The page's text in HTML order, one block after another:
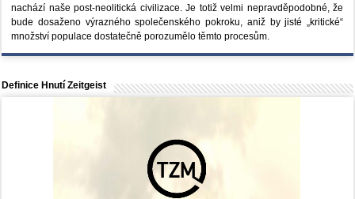
nachází naše post-neolitická civilizace. Je totiž velmi nepravděpodobné, že
bude dosaženo výrazného společenského pokroku, aniž by jisté „kritické“
množství populace dostatečně porozumělo těmto procesům.
Definice Hnutí Zeitgeist